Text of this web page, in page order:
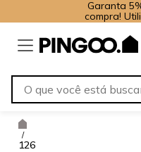
Garanta
compra!
/
126